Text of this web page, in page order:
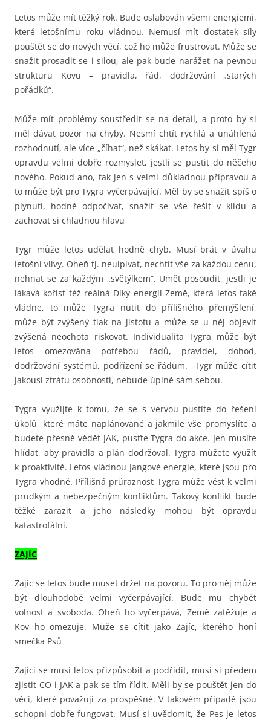
Letos může mít těžký rok. Bude oslabován všemi energiemi,
které letošnímu roku vládnou. Nemusí mít dostatek síly
pouštět se do nových věcí, což ho může frustrovat. Může se
snažit prosadit se i silou, ale pak bude narážet na pevnou
strukturu Kovu – pravidla, řád, dodržování „starých
pořádků“.
Může mít problémy soustředit se na detail, a proto by si
měl dávat pozor na chyby. Nesmí chtít rychlá a unáhlená
rozhodnutí, ale více „číhat“, než skákat. Letos by si měl Tygr
opravdu velmi dobře rozmyslet, jestli se pustit do něčeho
nového. Pokud ano, tak jen s velmi důkladnou přípravou a
to může být pro Tygra vyčerpávající. Měl by se snažit spíš o
plynutí, hodně odpočívat, snažit se vše řešit v klidu a
zachovat si chladnou hlavu
Tygr může letos udělat hodně chyb. Musí brát v úvahu
letošní vlivy. Oheň tj. neulpívat, nechtít vše za každou cenu,
nehnat se za každým „světýlkem“. Umět posoudit, jestli je
lákavá kořist též reálná Díky energii Země, která letos také
vládne, to může Tygra nutit do přílišného přemýšlení,
může být zvýšený tlak na jistotu a může se u něj objevit
zvýšená neochota riskovat. Individualita Tygra může být
letos omezována potřebou řádů, pravidel, dohod,
dodržování systémů, podřízení se řádům. Tygr může cítit
jakousi ztrátu osobnosti, nebude úplně sám sebou.
Tygra využijte k tomu, že se s vervou pustíte do řešení
úkolů, které máte naplánované a jakmile vše promyslíte a
budete přesně vědět JAK, pusťte Tygra do akce. Jen musíte
hlídat, aby pravidla a plán dodržoval. Tygra můžete využít
k proaktivitě. Letos vládnou Jangové energie, které jsou pro
Tygra vhodné. Přílišná průraznost Tygra může vést k velmi
prudkým a nebezpečným konfliktům. Takový konflikt bude
těžké zarazit a jeho následky mohou být opravdu
katastrofální.
ZAJÍC
Zajíc se letos bude muset držet na pozoru. To pro něj může
být dlouhodobě velmi vyčerpávající. Bude mu chybět
volnost a svoboda. Oheň ho vyčerpává, Země zatěžuje a
Kov ho omezuje. Může se cítit jako Zajíc, kterého honí
smečka Psů
Zajíci se musí letos přizpůsobit a podřídit, musí si předem
zjistit CO i JAK a pak se tím řídit. Měli by se pouštět jen do
věcí, které považují za prospěšné. V takovém případě jsou
schopni dobře fungovat. Musí si uvědomit, že Pes je letos